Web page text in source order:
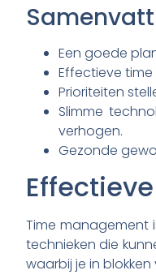
Een goede
Effectieve
Prioriteiten
Slimme
verhogen.
Gezonde
Time management
technieken die
waarbij je in